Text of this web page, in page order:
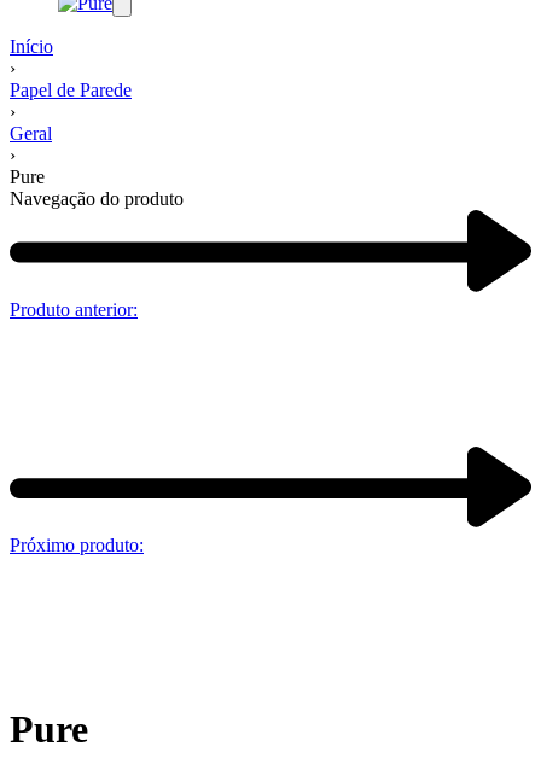
Início
›
Papel de Parede
›
Geral
›
Pure
Navegação do produto
Produto anterior:
Próximo produto:
Pure